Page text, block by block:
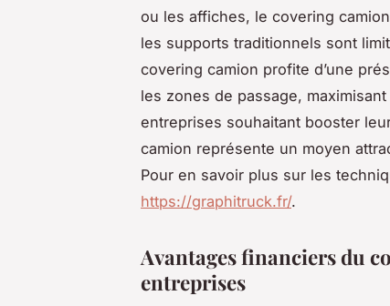
ou les affiches, le covering
les supports traditionnels sont
covering camion profite d’une
les zones de passage,
entreprises souhaitant booster
camion représente un moyen
Pour en savoir plus sur les
https://graphitruck.fr/.
Avantages financiers du
entreprises